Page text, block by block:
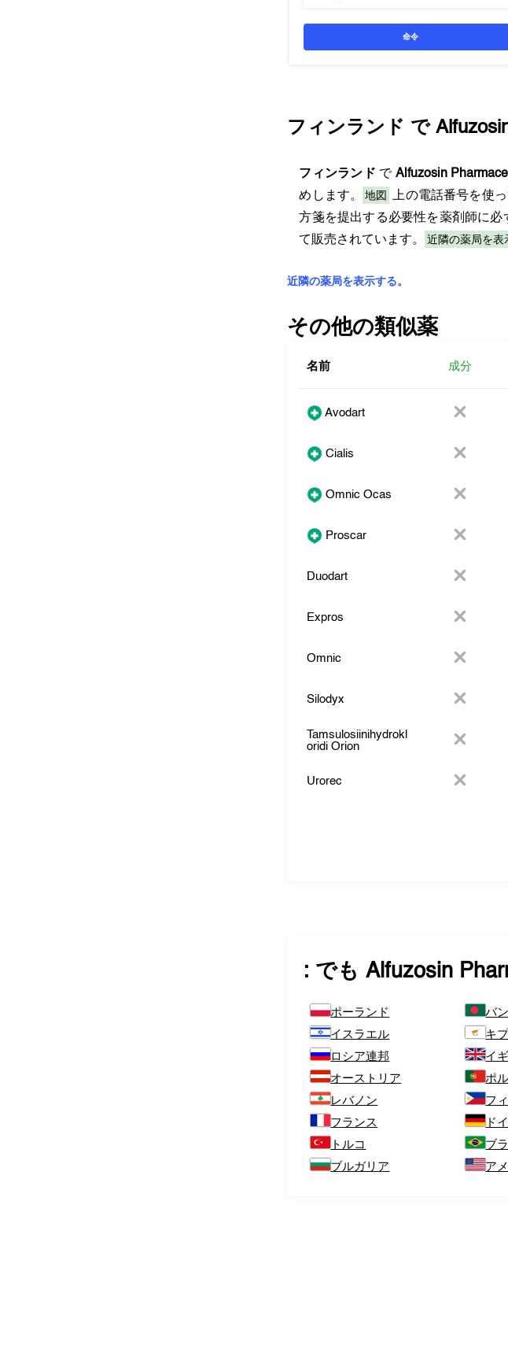
命令
フィンランド で
フィンランド で Alfuzosin
めします。
地図 上の電話番号を使
方箋を提出する必要性を薬剤師に必
て販売されています。
近隣の薬局を表
近隣の薬局を表示する。
その他の類似薬
名前 成分
Avodart
Cialis
Omnic Ocas
Proscar
Duodart
Expros
Omnic
Silodyx
Tamsulosiinihydrokl
oridi Orion
Urorec
: でもAlfuzosin
ポーランド バ
イスラエル
キ
ロシア連邦
イ
オーストリア
ポ
レバノン
フ
フランス
ド
トルコ
ブ
ブルガリア
ア